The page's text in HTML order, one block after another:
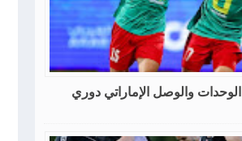
والوصل الإماراتي دوري